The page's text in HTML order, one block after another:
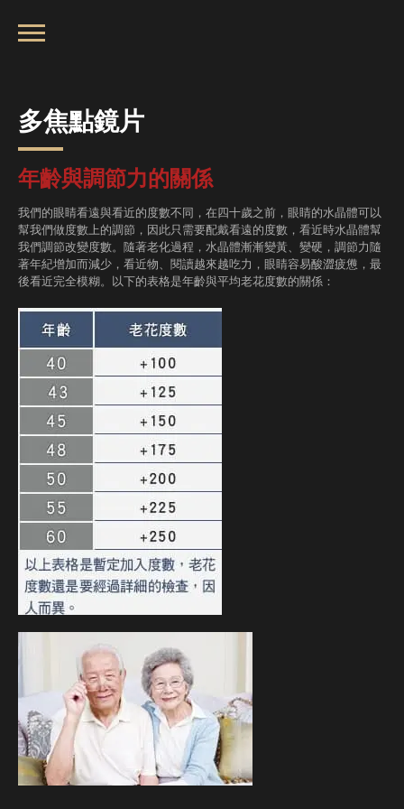
多焦點鏡片
年齡與調節力的關係
我們的眼睛看遠與看近的度數不同，在四十歲之前，眼睛的水晶體可以
幫我們做度數上的調節，因此只需要配戴看遠的度數，看近時水晶體幫
我們調節改變度數。隨著老化過程，水晶體漸漸變黃、變硬，調節力隨
著年紀增加而減少，看近物、閱讀越來越吃力，眼睛容易酸澀疲憊，最
後看近完全模糊。以下的表格是年齡與平均老花度數的關係：